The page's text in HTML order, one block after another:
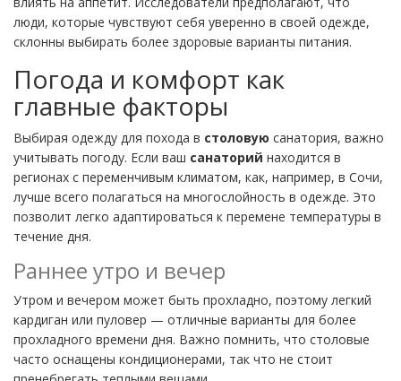
люди, которые чувствуют себя уверенно в своей одежде,
склонны выбирать более здоровые варианты питания.
Погода и комфорт как
главные факторы
Выбирая одежду для похода в столовую санатория, важно
учитывать погоду. Если ваш санаторий находится в
регионах с переменчивым климатом, как, например, в Сочи,
лучше всего полагаться на многослойность в одежде. Это
позволит легко адаптироваться к перемене температуры в
течение дня.
Раннее утро и вечер
Утром и вечером может быть прохладно, поэтому легкий
кардиган или пуловер — отличные варианты для более
прохладного времени дня. Важно помнить, что столовые
часто оснащены кондиционерами, так что не стоит